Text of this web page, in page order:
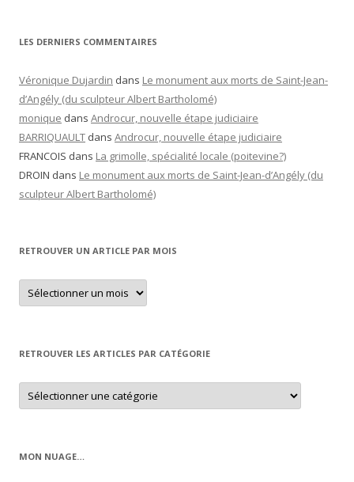
LES DERNIERS COMMENTAIRES
Véronique Dujardin dans Le monument aux morts de Saint-Jean-
d’Angély (du sculpteur Albert Bartholomé)
monique dans Androcur, nouvelle étape judiciaire
BARRIQUAULT dans Androcur, nouvelle étape judiciaire
FRANCOIS dans La grimolle, spécialité locale (poitevine?)
DROIN dans Le monument aux morts de Saint-Jean-d’Angély (du
sculpteur Albert Bartholomé)
RETROUVER UN ARTICLE PAR MOIS
Retrouver
un
article
RETROUVER LES ARTICLES PAR CATÉGORIE
Retrouver
les
articles
MON NUAGE…